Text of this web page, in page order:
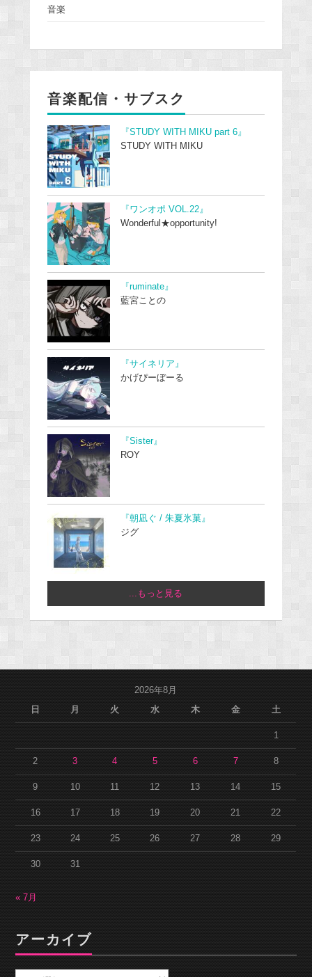
音楽
音楽配信・サブスク
『STUDY WITH MIKU part 6』
STUDY WITH MIKU
『ワンオポ VOL.22』
Wonderful★opportunity!
『ruminate』
藍宮ことの
『サイネリア』
かげぴーぼーる
『Sister』
ROY
『朝凪ぐ / 朱夏氷菓』
ジグ
...もっと見る
2026年8月
日
月 火 水 木 金 土
1
2 3 4 5 6 7 8
9 10 11 12 13 14 15
16 17 18 19 20 21 22
23 24 25 26 27 28 29
30 31
« 7月
アーカイブ